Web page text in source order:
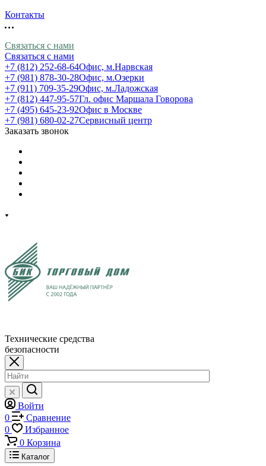
Контакты
Связаться с нами
Связаться с нами
+7 (812) 252-68-64Офис, м.Нарвская
+7 (981) 878-30-28Офис, м.Озерки
+7 (911) 709-35-29Офис, м.Ладожская
+7 (812) 447-95-57Гл. офис Маршала Говорова
+7 (495) 645-23-92Офис в Москве
+7 (981) 680-02-27Сервисный центр
Заказать звонок
Технические средства
безопасности
Войти
0
Сравнение
0
Избранное
0 Корзина
Каталог